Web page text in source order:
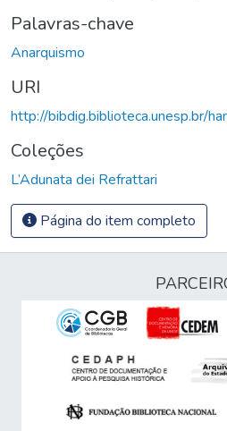
Palavras-chave
Anarquismo
URI
http://bibdig.biblioteca.unesp.br/
Coleções
L’Adunata dei Refrattari
Página do item completo